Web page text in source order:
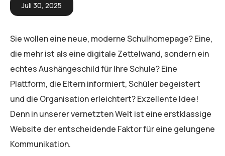
Juli 30, 2025
Sie wollen eine neue, moderne Schulhomepage? Eine,
die mehr ist als eine digitale Zettelwand, sondern ein
echtes Aushängeschild für Ihre Schule? Eine
Plattform, die Eltern informiert, Schüler begeistert
und die Organisation erleichtert? Exzellente Idee!
Denn in unserer vernetzten Welt ist eine erstklassige
Website der entscheidende Faktor für eine gelungene
Kommunikation.